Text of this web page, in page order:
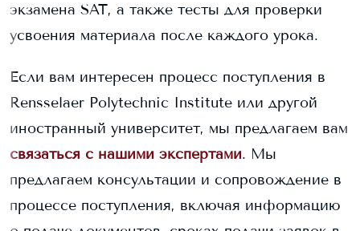
экзамена SAT, а также тесты для проверки
усвоения материала после каждого урока.
Если вам интересен процесс поступления в
Rensselaer Polytechnic Institute или другой
иностранный университет, мы предлагаем вам
связаться с нашими экспертами. Мы
предлагаем консультации и сопровождение в
процессе поступления, включая информацию